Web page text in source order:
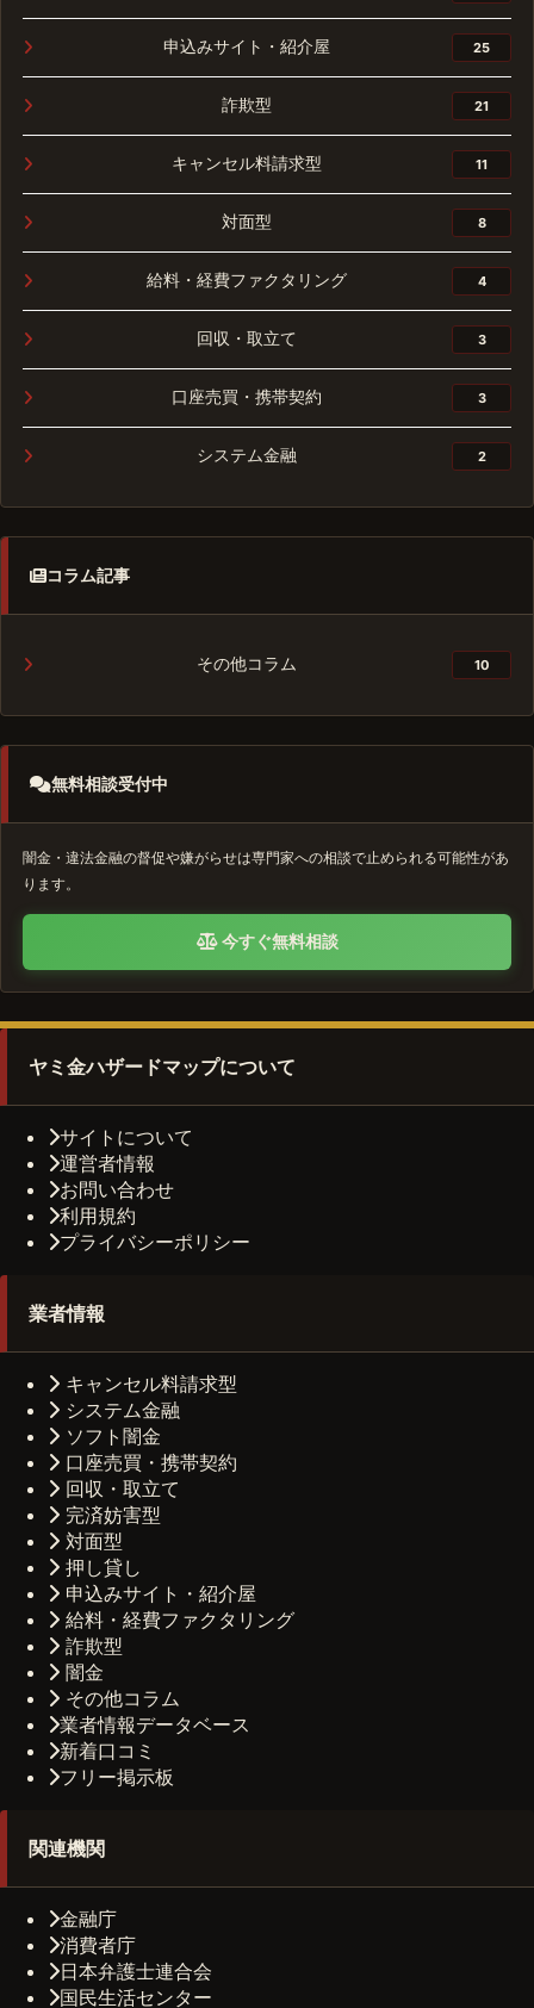
申込みサイト・紹介屋 25
詐欺型 21
キャンセル料請求型 11
対面型 8
給料・経費ファクタリング 4
回収・取立て 3
口座売買・携帯契約 3
システム金融 2
コラム記事
その他コラム 10
無料相談受付中
闇金・違法金融の督促や嫌がらせは専門家への相談で止められる可能性があ
ります。
今すぐ無料相談
ヤミ金ハザードマップについて
サイトについて
運営者情報
お問い合わせ
利用規約
プライバシーポリシー
業者情報
キャンセル料請求型
システム金融
ソフト闇金
口座売買・携帯契約
回収・取立て
完済妨害型
対面型
押し貸し
申込みサイト・紹介屋
給料・経費ファクタリング
詐欺型
闇金
その他コラム
業者情報データベース
新着口コミ
フリー掲示板
関連機関
金融庁
消費者庁
日本弁護士連合会
国民生活センター